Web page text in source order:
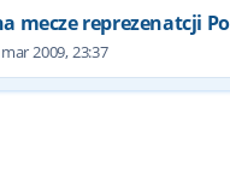
mecze reprezenatcji
2009, 23:37